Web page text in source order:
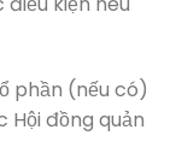
phần (nếu có)
Hội đồng quản